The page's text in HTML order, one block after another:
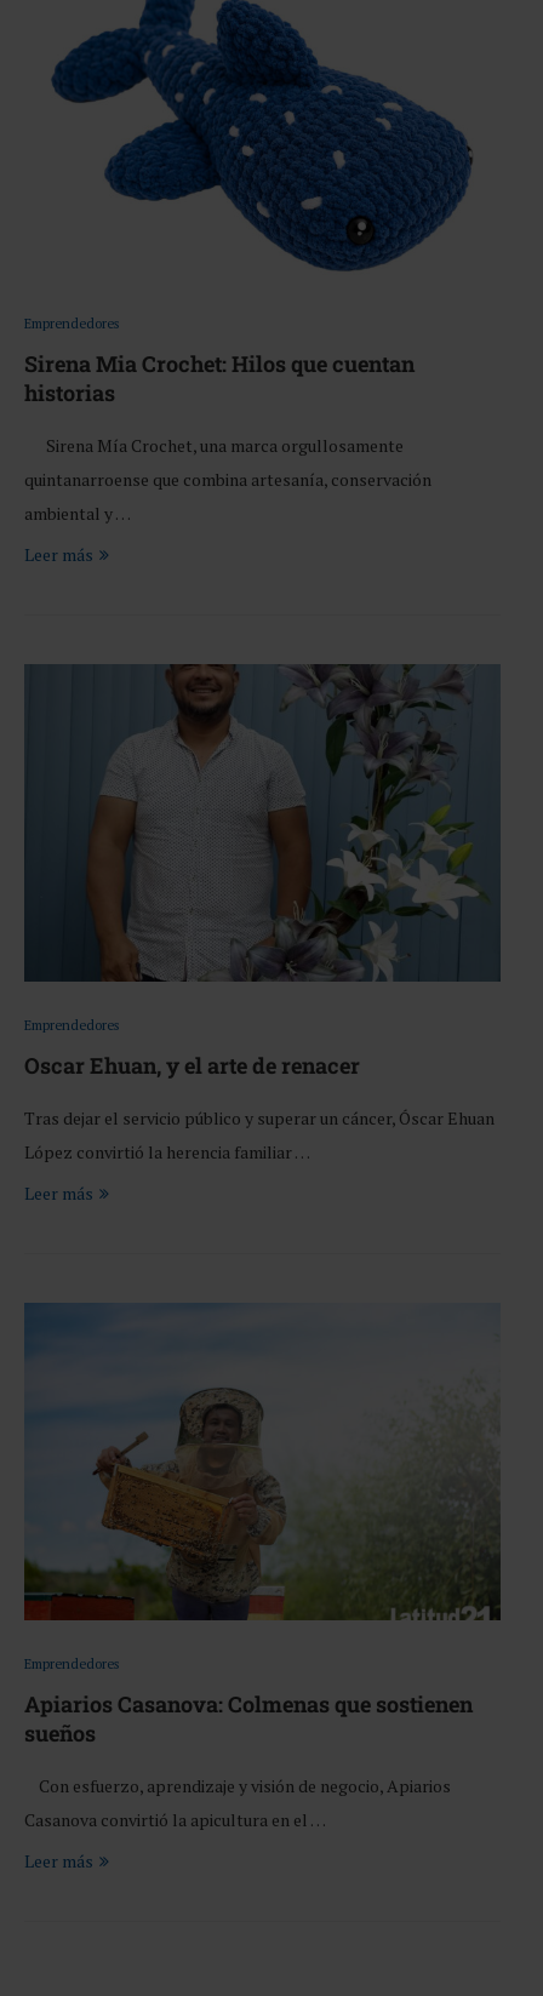
Emprendedores
Sirena Mia Crochet: Hilos que cuentan
historias
Sirena Mía Crochet, una marca orgullosamente
quintanarroense que combina artesanía, conservación
ambiental y …
Leer más
Emprendedores
Oscar Ehuan, y el arte de renacer
Tras dejar el servicio público y superar un cáncer, Óscar Ehuan
López convirtió la herencia familiar …
Leer más
Emprendedores
Apiarios Casanova: Colmenas que sostienen
sueños
Con esfuerzo, aprendizaje y visión de negocio, Apiarios
Casanova convirtió la apicultura en el …
Leer más